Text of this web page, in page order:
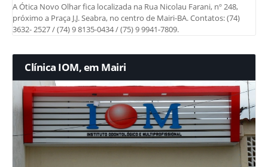
A Ótica Novo Olhar fica localizada na Rua Nicolau Farani, nº 248,
próximo a Praça J.J. Seabra, no centro de Mairi-BA. Contatos: (74)
3632- 2527 / (74) 9 8135-0434 / (75) 9 9941-7809.
Clínica IOM, em Mairi